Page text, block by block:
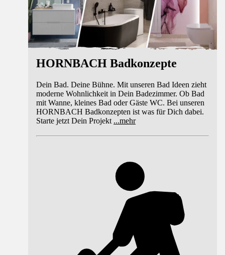
HORNBACH Badkonzepte
Dein Bad. Deine Bühne. Mit unseren Bad Ideen zieht
moderne Wohnlichkeit in Dein Badezimmer. Ob Bad
mit Wanne, kleines Bad oder Gäste WC. Bei unseren
HORNBACH Badkonzepten ist was für Dich dabei.
Starte jetzt Dein Projekt ...mehr